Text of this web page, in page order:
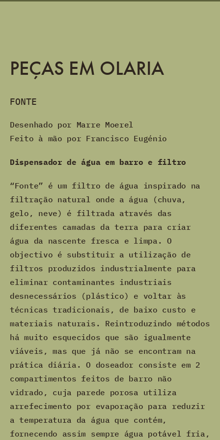
PEÇAS EM OLARIA
FONTE
Desenhado por Marre Moerel
Feito à mão por Francisco Eugénio
Dispensador de água em barro e filtro
“Fonte” é um filtro de água inspirado na
filtração natural onde a água (chuva,
gelo, neve) é filtrada através das
diferentes camadas da terra para criar
água da nascente fresca e limpa. O
objectivo é substituir a utilização de
filtros produzidos industrialmente para
eliminar contaminantes industriais
desnecessários (plástico) e voltar às
técnicas tradicionais, de baixo custo e
materiais naturais. Reintroduzindo métodos
há muito esquecidos que são igualmente
viáveis, mas que já não se encontram na
prática diária. O doseador consiste em 2
compartimentos feitos de barro não
vidrado, cuja parede porosa utiliza
arrefecimento por evaporação para reduzir
a temperatura da água que contém,
fornecendo assim sempre água potável fria,